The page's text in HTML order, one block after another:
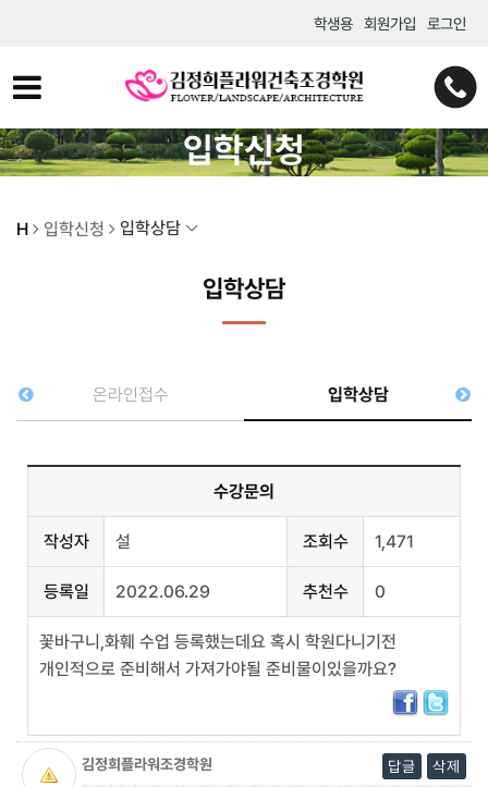
학생용 회원가입 로그인
입학신청
H 입학신청 입학상담
입학상담
온라인접수 입학상담
수강문의
작성자 설 조회수 1,471
등록일 2022.06.29 추천수 0
꽃바구니,화훼 수업 등록했는데요 혹시 학원다니기전
개인적으로 준비해서 가져가야될 준비물이있을까요?
김정희플라워조경학원 답글 삭제